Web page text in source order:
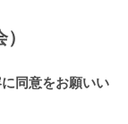
同意をお願いい